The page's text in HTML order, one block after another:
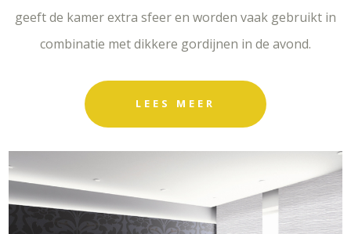
geeft de kamer extra sfeer en worden vaak gebruikt in
combinatie met dikkere gordijnen in de avond.
LEES MEER